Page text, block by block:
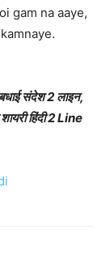
gam na aaye,
संदेश 2 लाइन,
हिंदी 2 Line